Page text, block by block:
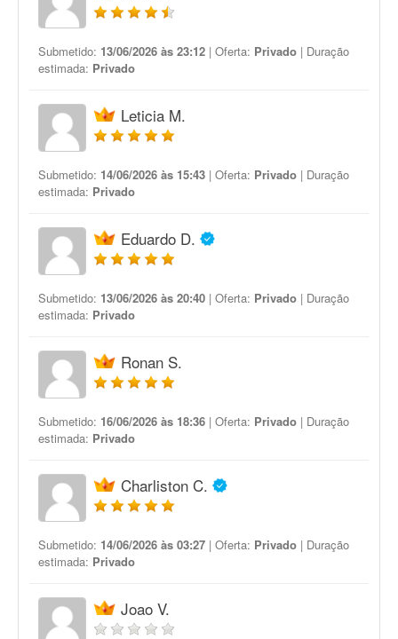
Submetido: 13/06/2026 às 23:12 | Oferta: Privado | Duração
estimada: Privado
Leticia M.
Submetido: 14/06/2026 às 15:43 | Oferta: Privado | Duração
estimada: Privado
Eduardo D.
Submetido: 13/06/2026 às 20:40 | Oferta: Privado | Duração
estimada: Privado
Ronan S.
Submetido: 16/06/2026 às 18:36 | Oferta: Privado | Duração
estimada: Privado
Charliston C.
Submetido: 14/06/2026 às 03:27 | Oferta: Privado | Duração
estimada: Privado
Joao V.